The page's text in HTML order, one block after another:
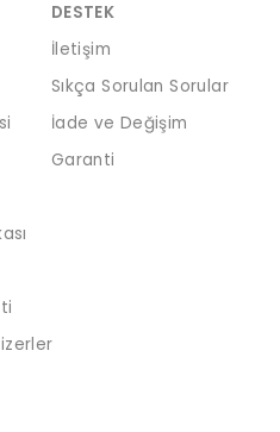
DESTEK
İletişim
Sıkça Sorulan Sorular
İade ve Değişim
Garanti